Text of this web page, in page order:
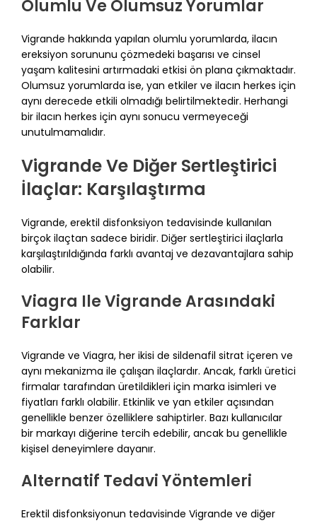
Olumlu Ve Olumsuz Yorumlar
Vigrande hakkında yapılan olumlu yorumlarda, ilacın
ereksiyon sorununu çözmedeki başarısı ve cinsel
yaşam kalitesini artırmadaki etkisi ön plana çıkmaktadır.
Olumsuz yorumlarda ise, yan etkiler ve ilacın herkes için
aynı derecede etkili olmadığı belirtilmektedir. Herhangi
bir ilacın herkes için aynı sonucu vermeyeceği
unutulmamalıdır.
Vigrande Ve Diğer Sertleştirici
İlaçlar: Karşılaştırma
Vigrande, erektil disfonksiyon tedavisinde kullanılan
birçok ilaçtan sadece biridir. Diğer sertleştirici ilaçlarla
karşılaştırıldığında farklı avantaj ve dezavantajlara sahip
olabilir.
Viagra Ile Vigrande Arasındaki
Farklar
Vigrande ve Viagra, her ikisi de sildenafil sitrat içeren ve
aynı mekanizma ile çalışan ilaçlardır. Ancak, farklı üretici
firmalar tarafından üretildikleri için marka isimleri ve
fiyatları farklı olabilir. Etkinlik ve yan etkiler açısından
genellikle benzer özelliklere sahiptirler. Bazı kullanıcılar
bir markayı diğerine tercih edebilir, ancak bu genellikle
kişisel deneyimlere dayanır.
Alternatif Tedavi Yöntemleri
Erektil disfonksiyonun tedavisinde Vigrande ve diğer